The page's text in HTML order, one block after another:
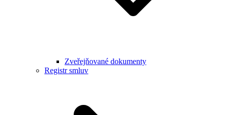
Zveřejňované dokumenty
Registr smluv